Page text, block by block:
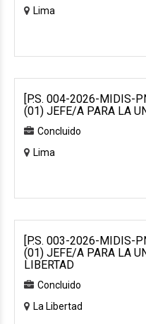
Lima
[P.S. 004-2026-MIDIS-
(01) JEFE/A PARA LA
Concluido
Lima
[P.S. 003-2026-MIDIS-
(01) JEFE/A PARA LA
LIBERTAD
Concluido
La Libertad